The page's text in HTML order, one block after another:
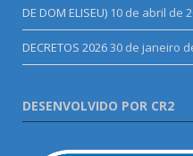
DE DOM ELISEU) 10 de abril de
DECRETOS 202630 de janeiro
DESENVOLVIDO POR CR2